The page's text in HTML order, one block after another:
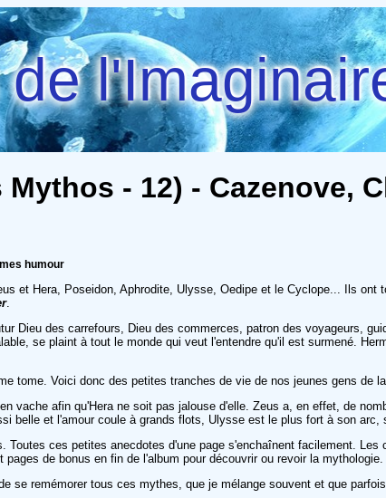
- 12) - Cazenove,
humour
et Hera, Poseidon, Aphrodite, Ulysse, Oedipe et le Cyclope... Ils
.
Dieu des carrefours, Dieu des commerces, patron des voyageurs,
se plaint à tout le monde qui veut l'entendre qu'il est surmené.
tome. Voici donc des petites tranches de vie de nos jeunes gens de
vache afin qu'Hera ne soit pas jalouse d'elle. Zeus a, en effet, de
belle et l'amour coule à grands flots, Ulysse est le plus fort à son arc,
ces petites anecdotes d'une page s'enchaînent facilement. Les
de bonus en fin de l'album pour découvrir ou revoir la
se remémorer tous ces mythes, que je mélange souvent et que